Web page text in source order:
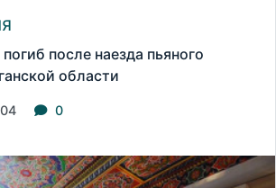
после наезда пьяного
области
0